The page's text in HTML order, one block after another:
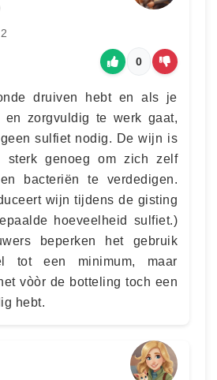
0
druiven hebt en als je
en zorgvuldig te werk gaat,
sulfiet nodig. De wijn is
sterk genoeg om zich zelf
bacteriën te verdedigen.
wijn tijdens de gisting
hoeveelheid sulfiet.)
beperken het gebruik
tot een minimum, maar
vòòr de botteling toch een
hebt.